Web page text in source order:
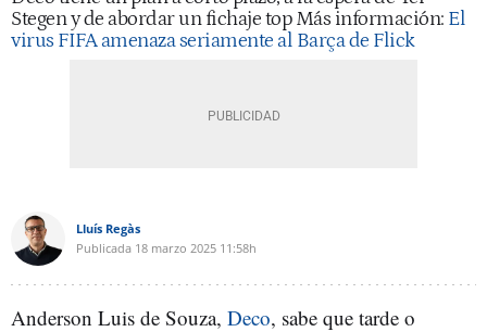
Stegen y de abordar un fichaje top Más información: El
virus FIFA amenaza seriamente al Barça de Flick
Lluís Regàs
Publicada 18 marzo 2025 11:58h
Anderson Luis de Souza, Deco, sabe que tarde o